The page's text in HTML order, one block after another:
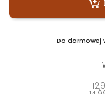
Do darmowej